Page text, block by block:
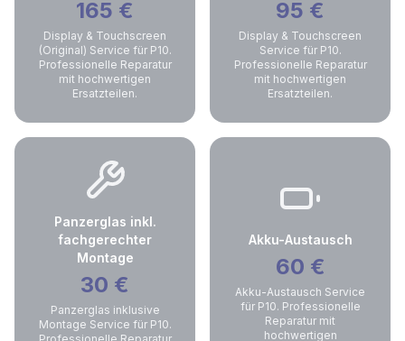
165 €
Display & Touchscreen
(Original) Service für P10.
Professionelle Reparatur
mit hochwertigen
Ersatzteilen.
95 €
Display & Touchscreen
Service für P10.
Professionelle Reparatur
mit hochwertigen
Ersatzteilen.
Panzerglas inkl.
fachgerechter
Montage
30 €
Panzerglas inklusive
Montage Service für P10.
Akku-Austausch
60 €
Akku-Austausch Service
für P10. Professionelle
Reparatur mit
hochwertigen